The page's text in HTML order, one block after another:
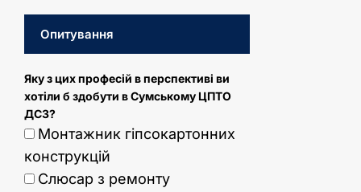
Опитування
Яку з цих професій в перспективі ви
хотіли б здобути в Сумському ЦПТО
ДСЗ?
Монтажник гіпсокартонних
конструкцій
Слюсар з ремонту